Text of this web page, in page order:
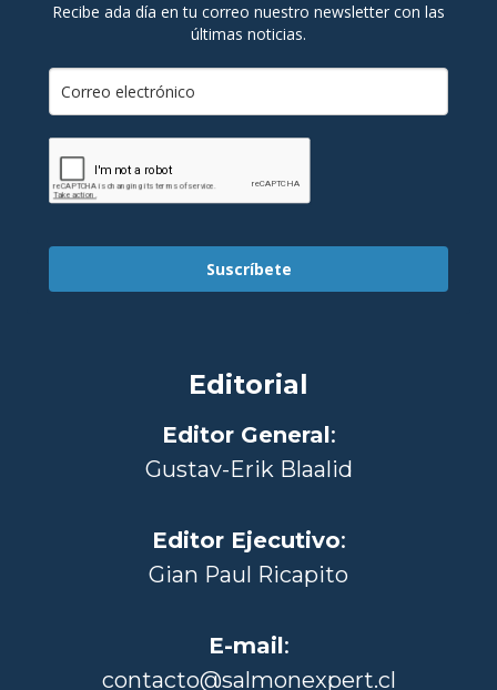
Recibe ada día en tu correo nuestro newsletter con las
últimas noticias.
Suscríbete
Editorial
Editor General:
Gustav-Erik Blaalid
Editor Ejecutivo:
Gian Paul Ricapito
E-mail:
contacto@salmonexpert.cl